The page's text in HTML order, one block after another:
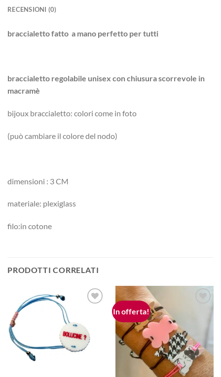
RECENSIONI (0)
braccialetto fatto a mano perfetto per tutti
braccialetto regolabile unisex con chiusura scorrevole in
macramè
bijoux braccialetto: colori come in foto
(può cambiare il colore del nodo)
dimensioni : 3 CM
materiale: plexiglass
filo:in cotone
PRODOTTI CORRELATI
desideri
In offerta!
desideri